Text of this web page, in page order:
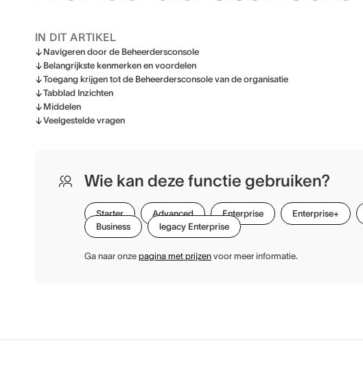
IN DIT ARTIKEL
Navigeren door de Beheerdersconsole
Belangrijkste kenmerken en voordelen
Toegang krijgen tot de Beheerdersconsole van de organisatie
Tabblad Inzichten
Middelen
Veelgestelde vragen
Wie kan deze functie gebruiken?
Starter Advanced Enterprise Enterprise+
Business
legacy Enterprise
Ga naar onze pagina met prijzen voor meer informatie.